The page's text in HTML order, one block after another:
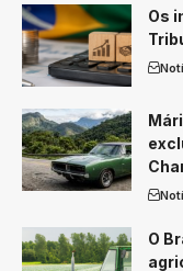
Os
O